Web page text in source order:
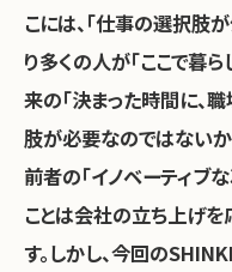
こには、「仕事の選択肢
り多くの人が「ここで暮
来の「決まった時間に、
肢が必要なのではないか
前者の「イノベーティブ
ことは会社の立ち上げを
す。しかし、今回の